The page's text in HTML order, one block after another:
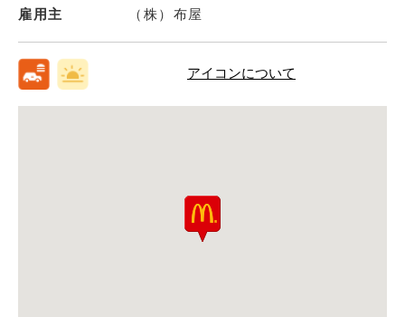
雇用主 （株）布屋
アイコンについて